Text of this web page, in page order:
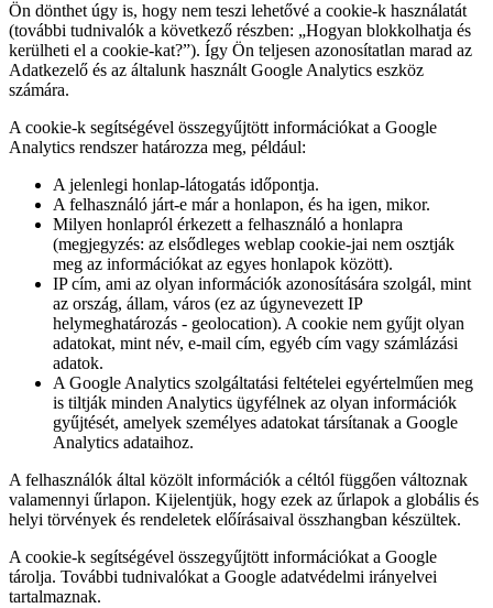
Ön dönthet úgy is, hogy nem teszi lehetővé a cookie-k használatát
(további tudnivalók a következő részben: „Hogyan blokkolhatja és
kerülheti el a cookie-kat?”). Így Ön teljesen azonosítatlan marad az
Adatkezelő és az általunk használt Google Analytics eszköz
számára.
A cookie-k segítségével összegyűjtött információkat a Google
Analytics rendszer határozza meg, például:
A jelenlegi honlap-látogatás időpontja.
A felhasználó járt-e már a honlapon, és ha igen, mikor.
Milyen honlapról érkezett a felhasználó a honlapra
(megjegyzés: az elsődleges weblap cookie-jai nem osztják
meg az információkat az egyes honlapok között).
IP cím, ami az olyan információk azonosítására szolgál, mint
az ország, állam, város (ez az úgynevezett IP
helymeghatározás - geolocation). A cookie nem gyűjt olyan
adatokat, mint név, e-mail cím, egyéb cím vagy számlázási
adatok.
A Google Analytics szolgáltatási feltételei egyértelműen meg
is tiltják minden Analytics ügyfélnek az olyan információk
gyűjtését, amelyek személyes adatokat társítanak a Google
Analytics adataihoz.
A felhasználók által közölt információk a céltól függően változnak
valamennyi űrlapon. Kijelentjük, hogy ezek az űrlapok a globális és
helyi törvények és rendeletek előírásaival összhangban készültek.
A cookie-k segítségével összegyűjtött információkat a Google
tárolja. További tudnivalókat a Google adatvédelmi irányelvei
tartalmaznak.